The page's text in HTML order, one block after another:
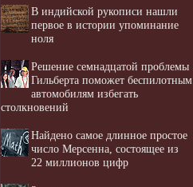
В индийской рукописи нашли
первое в истории упоминание
ноля
Решение семнадцатой проблемы
Гильберта поможет беспилотным
автомобилям избегать
столкновений
Найдено самое длинное простое
число Мерсенна, состоящее из
22 миллионов цифр